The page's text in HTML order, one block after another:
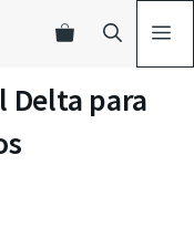
Delta para